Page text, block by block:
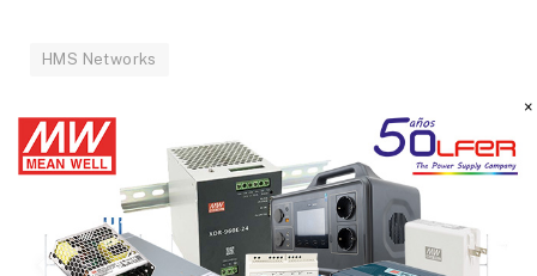
HMS Networks
También podría interesarte
×